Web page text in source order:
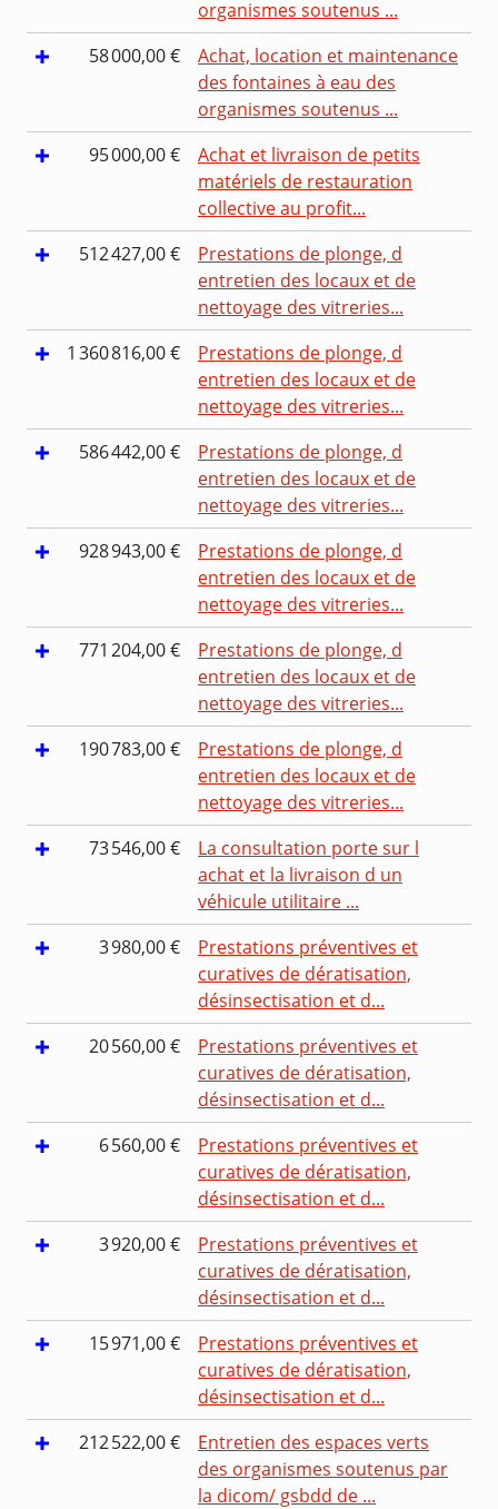
organismes soutenus ...
58 000,00 €
Achat, location et maintenance
des fontaines à eau des
organismes soutenus ...
95 000,00 €
Achat et livraison de petits
matériels de restauration
collective au profit...
512 427,00 €
Prestations de plonge, d
entretien des locaux et de
nettoyage des vitreries...
1 360 816,00 €
Prestations de plonge, d
entretien des locaux et de
nettoyage des vitreries...
586 442,00 €
Prestations de plonge, d
entretien des locaux et de
nettoyage des vitreries...
928 943,00 €
Prestations de plonge, d
entretien des locaux et de
nettoyage des vitreries...
771 204,00 €
Prestations de plonge, d
entretien des locaux et de
nettoyage des vitreries...
190 783,00 €
Prestations de plonge, d
entretien des locaux et de
nettoyage des vitreries...
73 546,00 €
La consultation porte sur l
achat et la livraison d un
véhicule utilitaire ...
3 980,00 €
Prestations préventives et
curatives de dératisation,
désinsectisation et d...
20 560,00 €
Prestations préventives et
curatives de dératisation,
désinsectisation et d...
6 560,00 €
Prestations préventives et
curatives de dératisation,
désinsectisation et d...
3 920,00 €
Prestations préventives et
curatives de dératisation,
désinsectisation et d...
15 971,00 €
Prestations préventives et
curatives de dératisation,
désinsectisation et d...
212 522,00 €
Entretien des espaces verts
des organismes soutenus par
la dicom/ gsbdd de ...